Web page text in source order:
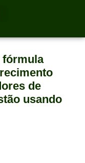
fórmula
de
usando